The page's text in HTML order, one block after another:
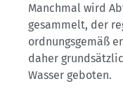
Manchmal wird
gesammelt, der
ordnungsgemäß
daher
Wasser geboten.